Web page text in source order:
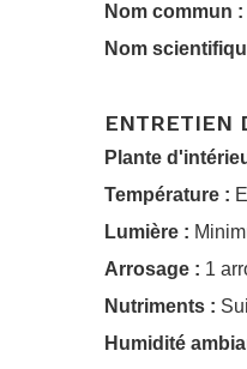
Nom commun :
Nom
ENTRETIEN
Plante
Température :
Lumière :
Arrosage : 1
Nutriments :
Humidité